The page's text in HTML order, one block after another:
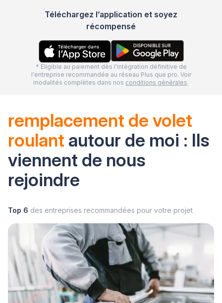
Téléchargez l’application et soyez
récompensé
* Eligible au paiement dès l'intégration définitive de
l'entreprise recommandée au réseau Plus que pro. Voir
modalités complètes dans nos conditions générales.
remplacement de volet
roulant autour de moi : Ils
viennent de nous
rejoindre
Top 6 des entreprises recommandées pour votre projet